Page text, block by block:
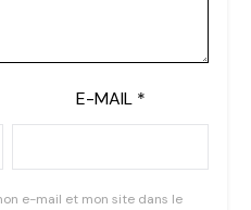
E-MAIL *
e-mail et mon site dans le